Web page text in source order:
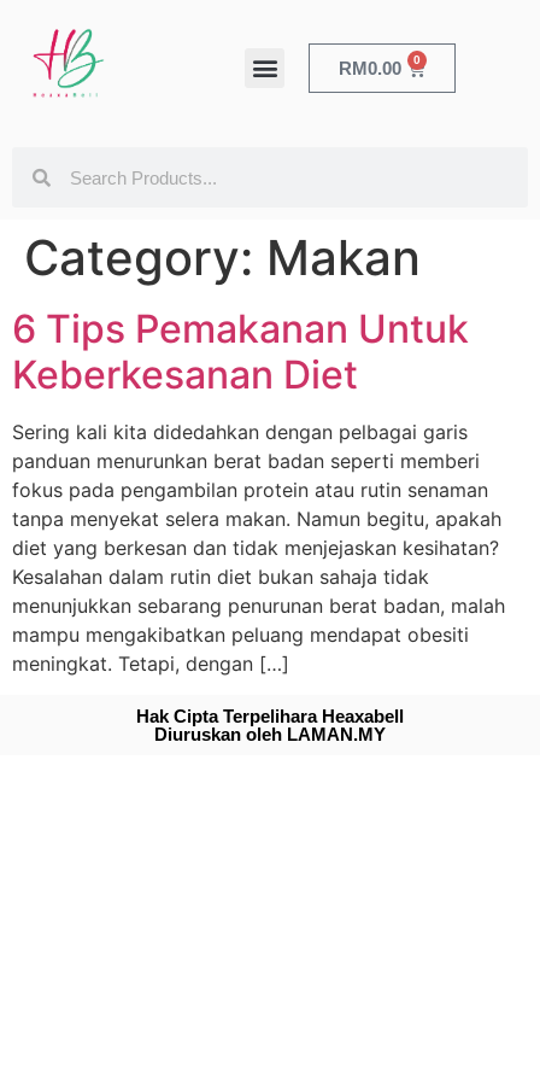
RM0.00 0
Category: Makan
6 Tips Pemakanan Untuk
Keberkesanan Diet
Sering kali kita didedahkan dengan pelbagai garis
panduan menurunkan berat badan seperti memberi
fokus pada pengambilan protein atau rutin senaman
tanpa menyekat selera makan. Namun begitu, apakah
diet yang berkesan dan tidak menjejaskan kesihatan?
Kesalahan dalam rutin diet bukan sahaja tidak
menunjukkan sebarang penurunan berat badan, malah
mampu mengakibatkan peluang mendapat obesiti
meningkat. Tetapi, dengan […]
Hak Cipta Terpelihara Heaxabell
Diuruskan oleh LAMAN.MY